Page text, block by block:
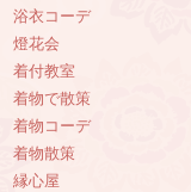
浴衣コーデ
燈花会
着付教室
着物で散策
着物コーデ
着物散策
縁心屋